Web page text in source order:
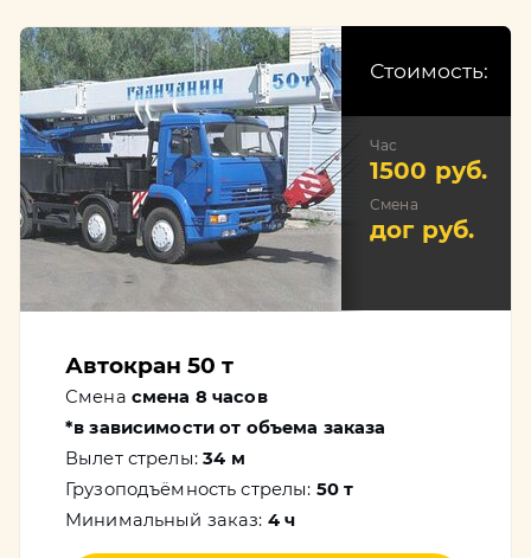
Стоимость:
Час
1500 руб.
Смена
дог руб.
Автокран 50 т
Смена смена 8 часов
*в зависимости от объема заказа
Вылет стрелы:34 м
Грузоподъёмность стрелы: 50 т
Минимальный заказ: 4 ч